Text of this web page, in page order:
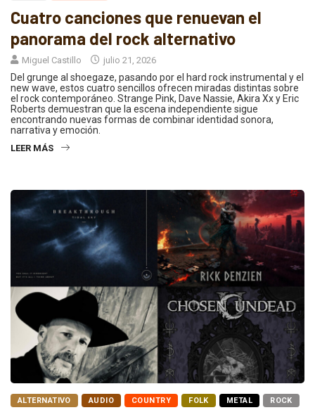
Cuatro canciones que renuevan el
panorama del rock alternativo
Miguel Castillo julio 21, 2026
Del grunge al shoegaze, pasando por el hard rock instrumental y el
new wave, estos cuatro sencillos ofrecen miradas distintas sobre
el rock contemporáneo. Strange Pink, Dave Nassie, Akira Xx y Eric
Roberts demuestran que la escena independiente sigue
encontrando nuevas formas de combinar identidad sonora,
narrativa y emoción.
LEER MÁS
ALTERNATIVO AUDIO COUNTRY FOLK METAL ROCK